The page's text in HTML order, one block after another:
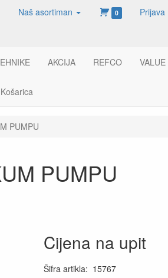
Naš asortiman 0 Prijava
AKCIJA REFCO VALUE
Košarica
PUMPU
PUMPU
Cijena na upit
Šifra artikla: 15767